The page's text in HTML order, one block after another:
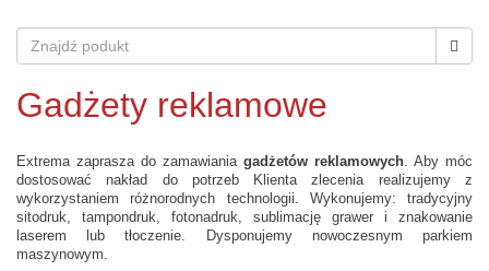
Gadżety reklamowe
Extrema zaprasza do zamawiania gadżetów reklamowych. Aby móc
dostosować nakład do potrzeb Klienta zlecenia realizujemy z
wykorzystaniem różnorodnych technologii. Wykonujemy: tradycyjny
sitodruk, tampondruk, fotonadruk, sublimację grawer i znakowanie
laserem lub tłoczenie. Dysponujemy nowoczesnym parkiem
maszynowym.